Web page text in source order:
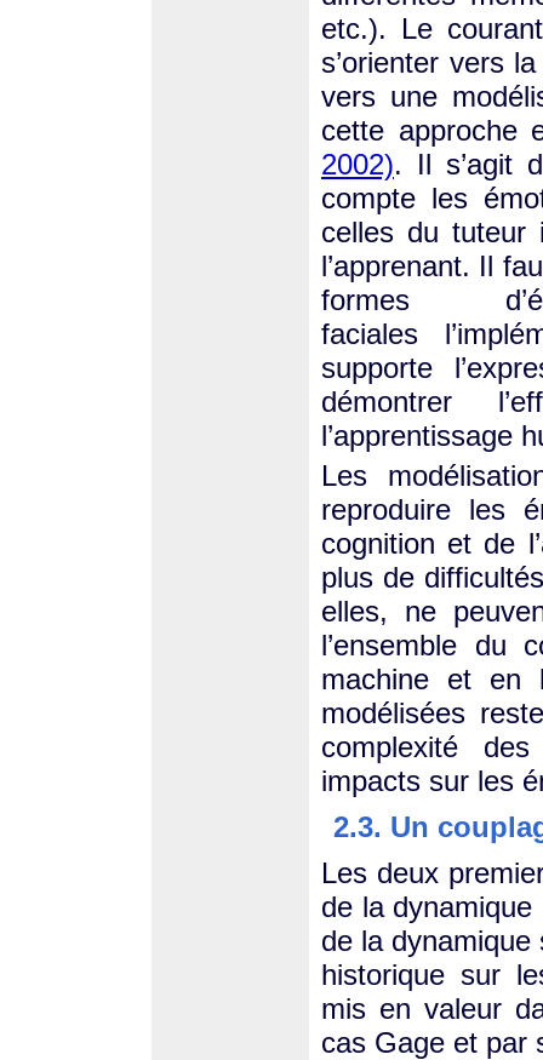
etc.). Le
s’orienter vers
vers une
cette approche
2002). Il s’agit
compte les
celles du tuteur
l’apprenant. Il
formes
faciales
supporte
démontrer
l’apprentissage
Les
reproduire les
cognition et de
plus de
elles, ne
l’ensemble du
machine et en
modélisées
complexité
impacts sur les
2.3. Un
Les deux
de la
de la dynamique
historique sur
mis en valeur
cas Gage et par